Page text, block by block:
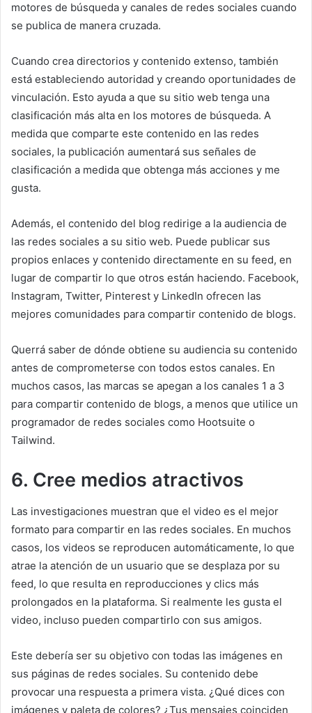
motores de búsqueda y canales de redes sociales cuando
se publica de manera cruzada.
Cuando crea directorios y contenido extenso, también
está estableciendo autoridad y creando oportunidades de
vinculación. Esto ayuda a que su sitio web tenga una
clasificación más alta en los motores de búsqueda. A
medida que comparte este contenido en las redes
sociales, la publicación aumentará sus señales de
clasificación a medida que obtenga más acciones y me
gusta.
Además, el contenido del blog redirige a la audiencia de
las redes sociales a su sitio web. Puede publicar sus
propios enlaces y contenido directamente en su feed, en
lugar de compartir lo que otros están haciendo. Facebook,
Instagram, Twitter, Pinterest y LinkedIn ofrecen las
mejores comunidades para compartir contenido de blogs.
Querrá saber de dónde obtiene su audiencia su contenido
antes de comprometerse con todos estos canales. En
muchos casos, las marcas se apegan a los canales 1 a 3
para compartir contenido de blogs, a menos que utilice un
programador de redes sociales como Hootsuite o
Tailwind.
6. Cree medios atractivos
Las investigaciones muestran que el video es el mejor
formato para compartir en las redes sociales. En muchos
casos, los videos se reproducen automáticamente, lo que
atrae la atención de un usuario que se desplaza por su
feed, lo que resulta en reproducciones y clics más
prolongados en la plataforma. Si realmente les gusta el
video, incluso pueden compartirlo con sus amigos.
Este debería ser su objetivo con todas las imágenes en
sus páginas de redes sociales. Su contenido debe
provocar una respuesta a primera vista. ¿Qué dices con
imágenes y paleta de colores? ¿Tus mensajes coinciden